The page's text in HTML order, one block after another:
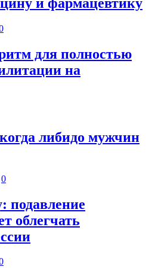
для полностью
на
либидо мужчин
0
подавление
облегчать